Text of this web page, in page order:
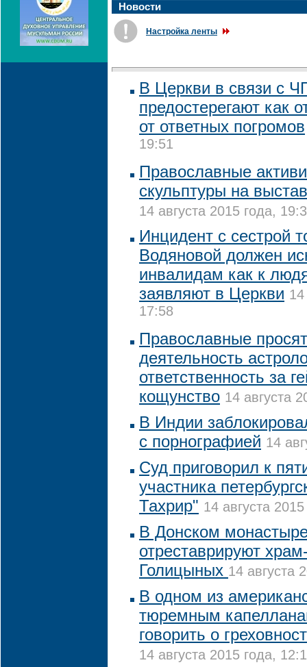
Новости
Настройка ленты
В Церкви в связи с
предостерегают как
от ответных погромов
19:51
Православные
скульптуры на
14 августа 2015 года,
Инцидент с сестрой
Водяновой должен
инвалидам как к
заявляют в Церкви 14
17:58
Православные
деятельность
ответственность за
кощунство 14 августа
В Индии
с порнографией 14
Суд приговорил к
участника
Тахрир" 14 августа
В Донском
отреставрируют
Голицыных 14 августа
В одном из
тюремным
говорить о
14 августа 2015 года,